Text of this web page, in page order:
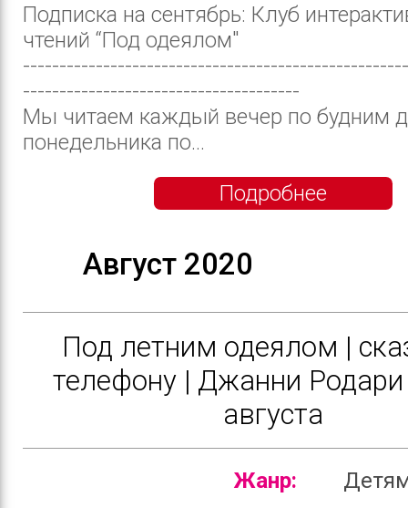
Подписка на сентябрь: Клуб
чтений “Под одеялом"
--------------------------------------
Мы читаем каждый вечер по будним
понедельника по...
Подробнее
Август 2020
Под летним одеялом |
телефону | Джанни Родари
августа
Жанр: